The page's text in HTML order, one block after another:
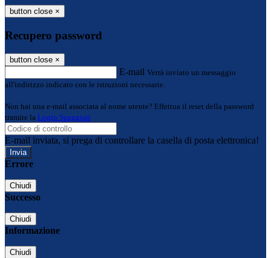
button close ×
Recupero password
button close ×
E-mail Verrà inviato un messaggio
all'indirizzo indicato con le istruzioni necessarie.
Non hai una e-mail associata al nome utente? Effettua il reset della password
tramite la Login Spaggiari
E-mail inviata, si prega di controllare la casella di posta elettronica!
Errore
Chiudi
Successo
Chiudi
Informazione
Chiudi